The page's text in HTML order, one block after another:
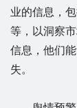
业的信息，
等，以洞察
信息，他们
失。